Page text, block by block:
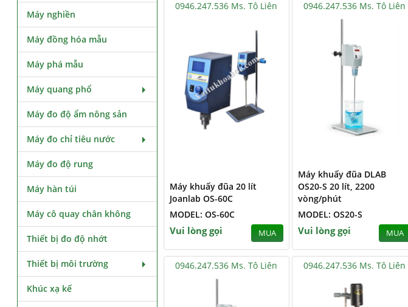
0946.247.536 Ms. Tô Liên
Máy khuấy đũa 20 lít
Joanlab OS-60C
MODEL: OS-60C
Vui lòng gọi MUA
0946.247.536 Ms. Tô Liên
Máy khuấy đũa DLAB
OS20-S 20 lít, 2200
vòng/phút
MODEL: OS20-S
Vui lòng gọi MUA
0946.247.536 Ms. Tô Liên 0946.247.536 Ms. Tô Liên
Máy nghiền
Máy đồng hóa mẫu
Máy phá mẫu
Máy quang phổ
Máy đo độ ẩm nông sản
Máy đo chỉ tiêu nước
Máy đo độ rung
Máy hàn túi
Máy cô quay chân không
Thiết bị đo độ nhớt
Thiết bị môi trường
Khúc xạ kế